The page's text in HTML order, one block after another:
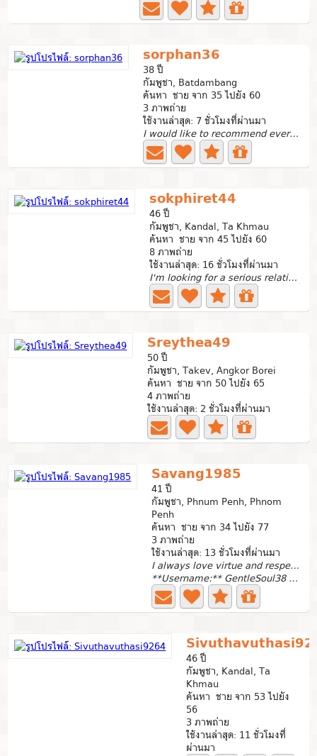
sorphan36
38 ปี
กัมพูชา, Batdambang
ค้นหา ชาย จาก 35 ไปยัง 60
3 ภาพถ่าย
ใช้งานล่าสุด: 7 ชั่วโมงที่ผ่านมา
I would like to recommend everyone who has seen my...
sokphiret44
46 ปี
กัมพูชา, Kandal, Ta Khmau
ค้นหา ชาย จาก 45 ไปยัง 60
8 ภาพถ่าย
ใช้งานล่าสุด: 16 ชั่วโมงที่ผ่านมา
I'm looking for a serious relationship.
Sreythea49
50 ปี
กัมพูชา, Takev, Angkor Borei
ค้นหา ชาย จาก 50 ไปยัง 65
4 ภาพถ่าย
ใช้งานล่าสุด: 2 ชั่วโมงที่ผ่านมา
Savang1985
41 ปี
กัมพูชา, Phnum Penh, Phnom
Penh
ค้นหา ชาย จาก 34 ไปยัง 77
3 ภาพถ่าย
ใช้งานล่าสุด: 13 ชั่วโมงที่ผ่านมา
I always love virtue and respect what is right.
**Username:** GentleSoul38 **About Me:** Hello there!...
46 ปี
กัมพูชา, Kandal, Ta
Khmau
ค้นหา ชาย จาก 53 ไปยัง
56
3 ภาพถ่าย
ใช้งานล่าสุด: 11 ชั่วโมงที่
ผ่านมา